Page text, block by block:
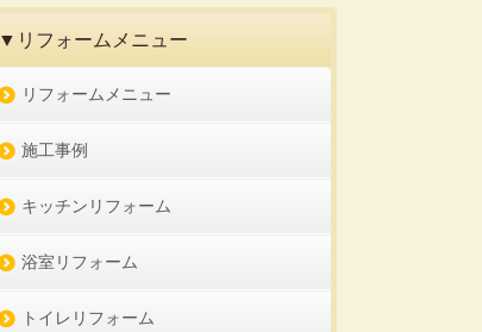
▼リフォームメニュー
リフォームメニュー
施工事例
キッチンリフォーム
浴室リフォーム
トイレリフォーム